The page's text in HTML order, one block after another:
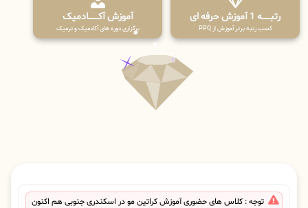
رتبــــــه 1 آموزش حرفه ای
کسب رتبه برتر آموزش از PPQ
آموزش آکـــــــادمیک
برگزاری دوره های آکادمیک و ترمیک
توجه : کلاس های حضوری آموزش کراتین مو در اسکندری جنوبی هم اکنون